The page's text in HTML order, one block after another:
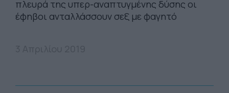
πλευρά της υπερ-αναπτυγμένης δύσης οι
έφηβοι ανταλλάσσουν σεξ με φαγητό